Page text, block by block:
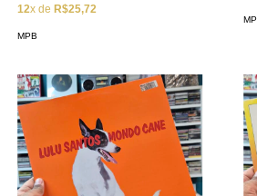
12x de R$25,72
MPB